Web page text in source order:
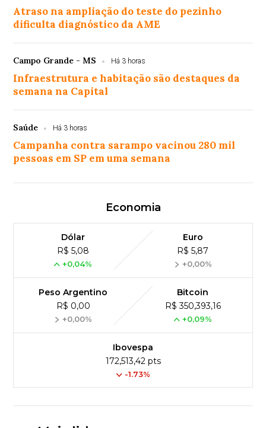
Atraso na ampliação do teste do pezinho
dificulta diagnóstico da AME
Campo Grande - MS Há 3 horas
Infraestrutura e habitação são destaques da
semana na Capital
Saúde Há 3 horas
Campanha contra sarampo vacinou 280 mil
pessoas em SP em uma semana
Economia
Dólar
R$ 5,08
+0,04%
Euro
R$ 5,87
+0,00%
Peso Argentino
R$ 0,00
+0,00%
Bitcoin
R$ 350,393,16
+0,09%
Ibovespa
172,513,42 pts
-1.73%